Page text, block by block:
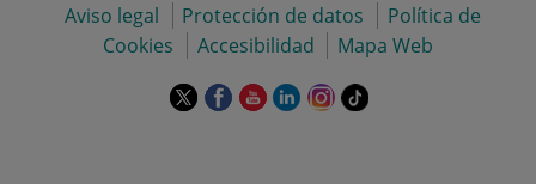
Aviso legal Protección de datos
Política de
Cookies
Accesibilidad Mapa Web
EsteEsteEsteEsteEsteEnlace